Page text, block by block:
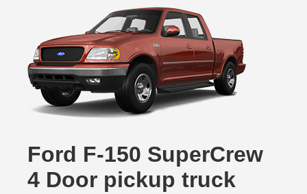
Ford F-150 SuperCrew
4 Door pickup truck